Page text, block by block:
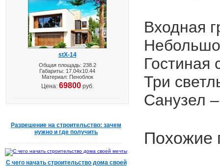
stX-14
Общая площадь: 238.2
Габариты: 17.04х10.44
Материал: Пеноблок
Цена: 69800руб.
Разрешение на строительство: зачем
нужно и где получить
С чего начать строительство дома своей
Входная
Гостиная
Три
Санузел
Похожие